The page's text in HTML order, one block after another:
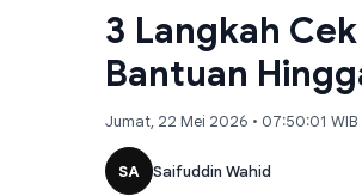
3 Langkah
Bantuan
Jumat, 22 Mei 2026 • 07:50:01 WIB
SA Saifuddin Wahid